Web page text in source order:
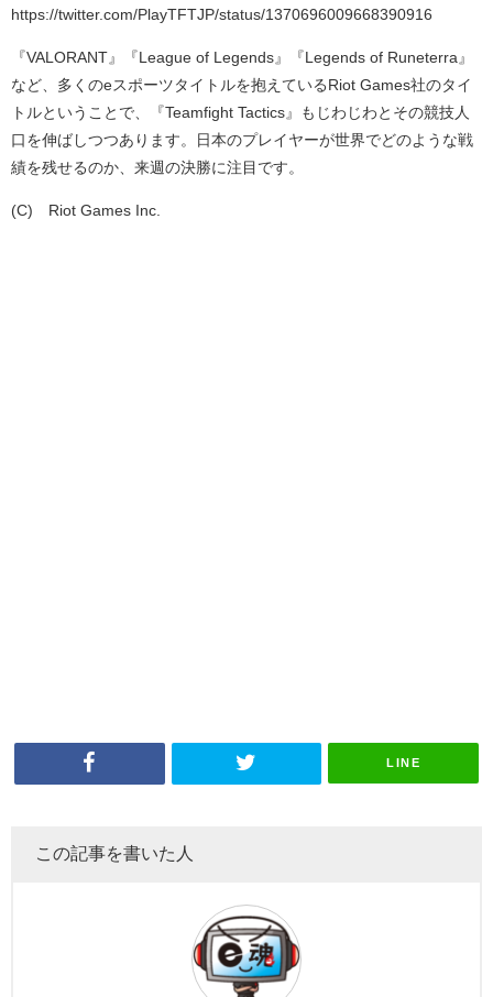
https://twitter.com/PlayTFTJP/status/1370696009668390916
『VALORANT 』『League of Legends 』『Legends of Runeterra 』
など、多くのeスポーツタイトルを抱えている Riot Games社のタイ
トルということで、『Teamfight Tactics 』もじわじわとその競技人
口を伸ばしつつあります。日本のプレイヤーが世界でどのような戦
績を残せるのか、来週の決勝に注目です。
(C)©Riot Games Inc.
LINE
この記事を書いた人